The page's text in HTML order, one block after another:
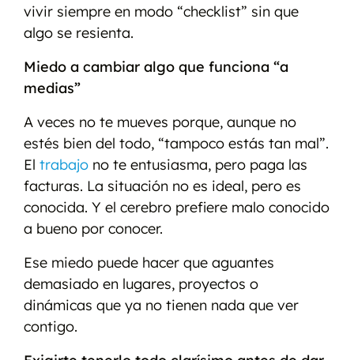
vivir siempre en modo “checklist” sin que
algo se resienta.
Miedo a cambiar algo que funciona “a
medias”
A veces no te mueves porque, aunque no
estés bien del todo, “tampoco estás tan mal”.
El trabajo no te entusiasma, pero paga las
facturas. La situación no es ideal, pero es
conocida. Y el cerebro prefiere malo conocido
a bueno por conocer.
Ese miedo puede hacer que aguantes
demasiado en lugares, proyectos o
dinámicas que ya no tienen nada que ver
contigo.